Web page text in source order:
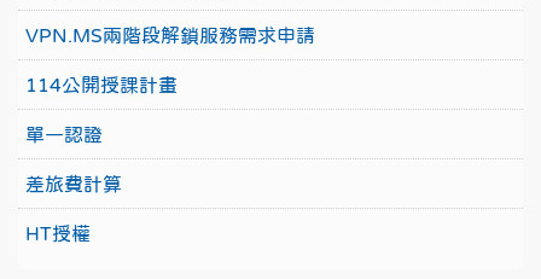
VPN.MS兩階段解鎖服務需求申請
114公開授課計畫
單一認證
差旅費計算
HT授權